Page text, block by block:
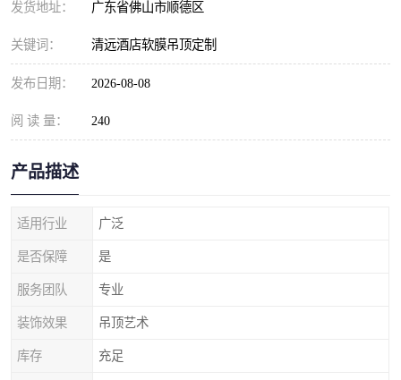
发货地址： 广东省佛山市顺德区
关键词： 清远酒店软膜吊顶定制
发布日期： 2026-08-08
阅 读 量： 240
产品描述
适用行业 广泛
是否保障 是
服务团队 专业
装饰效果 吊顶艺术
库存 充足